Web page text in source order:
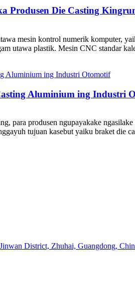
Produsen Die Casting
mesin kontrol numerik komputer,
utawa plastik. Mesin CNC standar
Aluminium ing Industri
para produsen ngupayakake
tujuan kasebut yaiku braket die
District, Zhuhai, Guangdong,